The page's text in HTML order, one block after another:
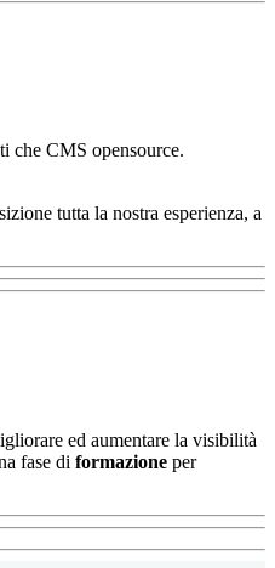
che CMS opensource.
tutta la nostra esperienza, a
ed aumentare la visibilità
fase di formazione per